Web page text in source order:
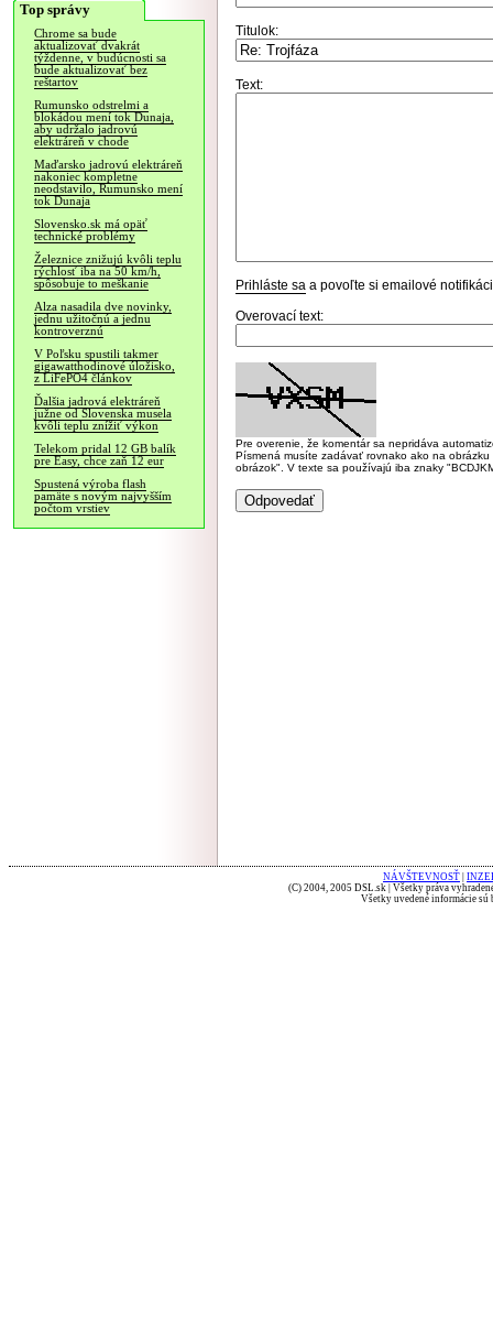
Top správy
Chrome sa bude
aktualizovať dvakrát
týždenne, v budúcnosti sa
bude aktualizovať bez
reštartov
Rumunsko odstrelmi a
blokádou mení tok Dunaja,
aby udržalo jadrovú
elektráreň v chode
Maďarsko jadrovú elektráreň
nakoniec kompletne
neodstavilo, Rumunsko mení
tok Dunaja
Slovensko.sk má opäť
technické problémy
Železnice znižujú kvôli teplu
rýchlosť iba na 50 km/h,
spôsobuje to meškanie
Alza nasadila dve novinky,
jednu užitočnú a jednu
kontroverznú
V Poľsku spustili takmer
gigawatthodinové úložisko,
z LiFePO4 článkov
Ďalšia jadrová elektráreň
južne od Slovenska musela
kvôli teplu znížiť výkon
Telekom pridal 12 GB balík
pre Easy, chce zaň 12 eur
Spustená výroba flash
pamäte s novým najvyšším
počtom vrstiev
Titulok:
Text:
Prihláste sa a povoľte si emailové
Overovací text:
Pre overenie, že komentár sa nepridáva
Písmená musíte zadávať rovnako ako na
obrázok". V texte sa používajú iba znaky
NÁVŠTEVNOSŤ
(C) 2004, 2005 DSL.sk | Všetky práva
Všetky uvedené informácie sú